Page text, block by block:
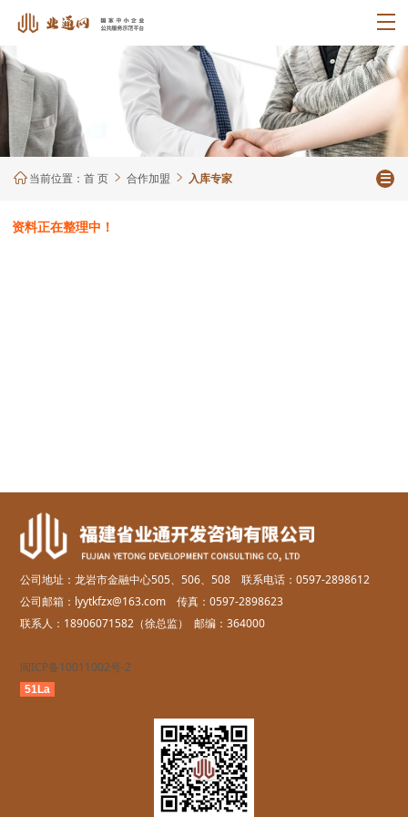
当前位置： 首 页  合作加盟  入库专家 
资料正在整理中！
公司地址：龙岩市金融中心505、506、508 联系电话：0597-2898612
公司邮箱：lyytkfzx@163.com 传真：0597-2898623
联系人：18906071582（徐总监） 邮编：364000
闽ICP备10011002号-2
51La